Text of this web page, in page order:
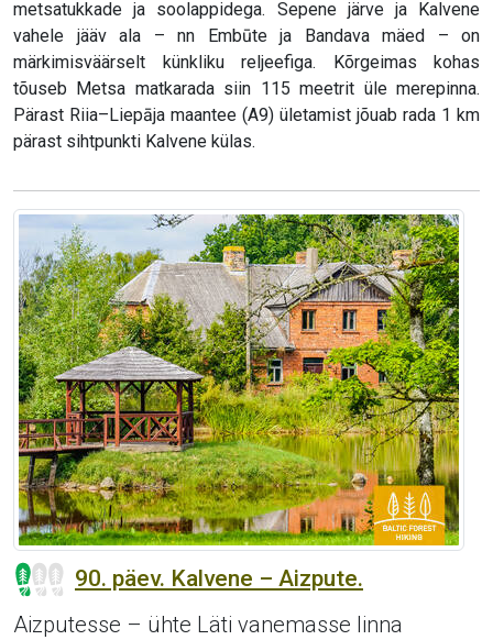
metsatukkade ja soolappidega. Sepene järve ja Kalvene
vahele jääv ala – nn Embūte ja Bandava mäed – on
märkimisväärselt künkliku reljeefiga. Kõrgeimas kohas
tõuseb Metsa matkarada siin 115 meetrit üle merepinna.
Pärast Riia–Liepāja maantee (A9) ületamist jõuab rada 1 km
pärast sihtpunkti Kalvene külas.
90. päev. Kalvene – Aizpute.
Aizputesse – ühte Läti vanemasse linna